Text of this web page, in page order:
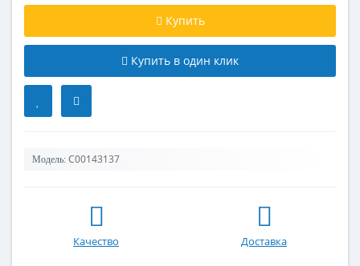
Купить
Купить в один клик
Модель: C00143137
Качество Доставка